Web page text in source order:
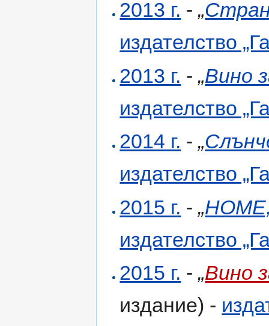
2013 г. -„
издателство
2013 г. -„Вино
издателство
2014 г. -„
издателство
2015 г. -„
издателство
2015 г. -„Вино
издание) -